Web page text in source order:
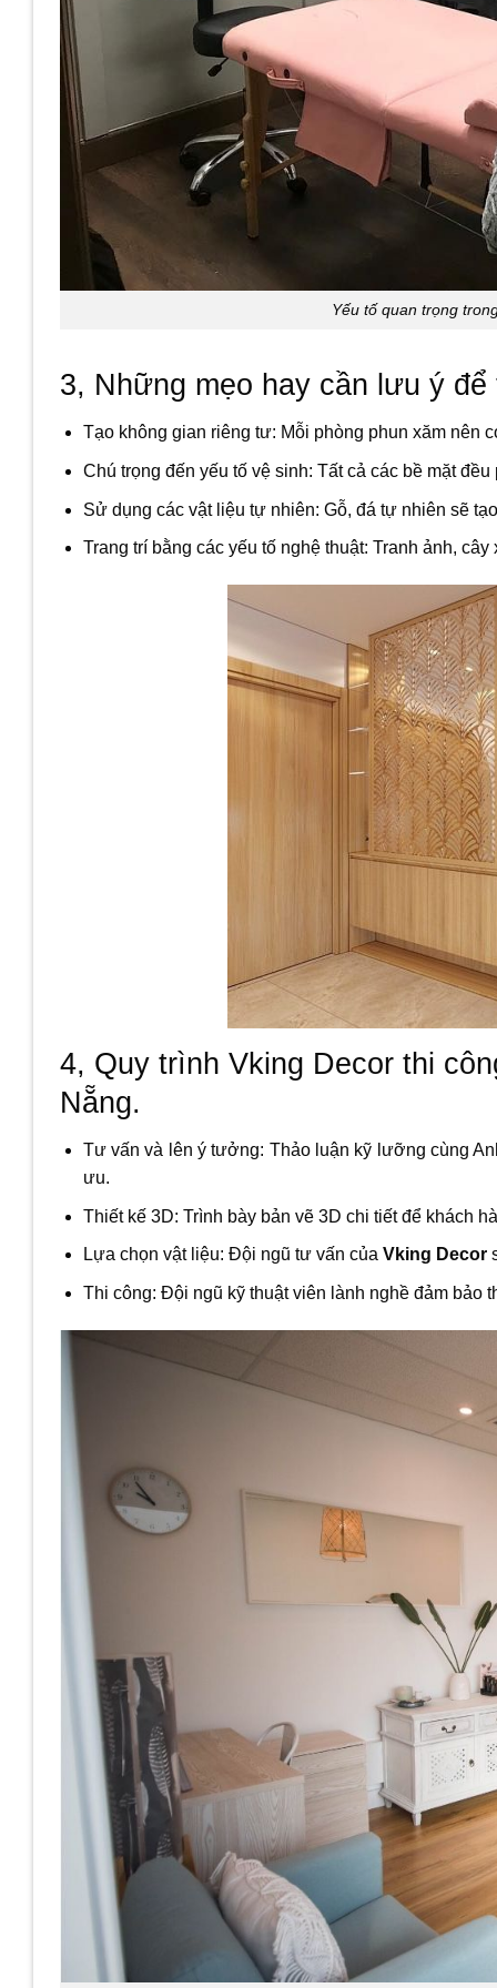
Yếu tố quan trọng
3, Những mẹo hay cần lưu ý
Tạo không gian riêng tư: Mỗi phòng phun xăm nên
Chú trọng đến yếu tố vệ sinh: Tất cả các bề mặt
Sử dụng các vật liệu tự nhiên: Gỗ, đá tự nhiên sẽ
Trang trí bằng các yếu tố nghệ thuật: Tranh ảnh,
4, Quy trình Vking Decor thi
Nẵng.
Tư vấn và lên ý tưởng: Thảo luận kỹ lưỡng cùng
ưu.
Thiết kế 3D: Trình bày bản vẽ 3D chi tiết để khách
Lựa chọn vật liệu: Đội ngũ tư vấn củaVking Decor
Thi công: Đội ngũ kỹ thuật viên lành nghề đảm bảo